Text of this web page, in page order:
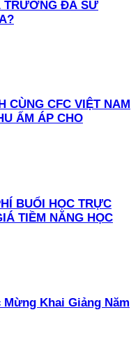
TRƯỜNG ĐÃ SỬ
CÙNG CFC VIỆT NAM
ẤM ÁP CHO
BUỔI HỌC TRỰC
TIỀM NĂNG HỌC
Khai Giảng Năm